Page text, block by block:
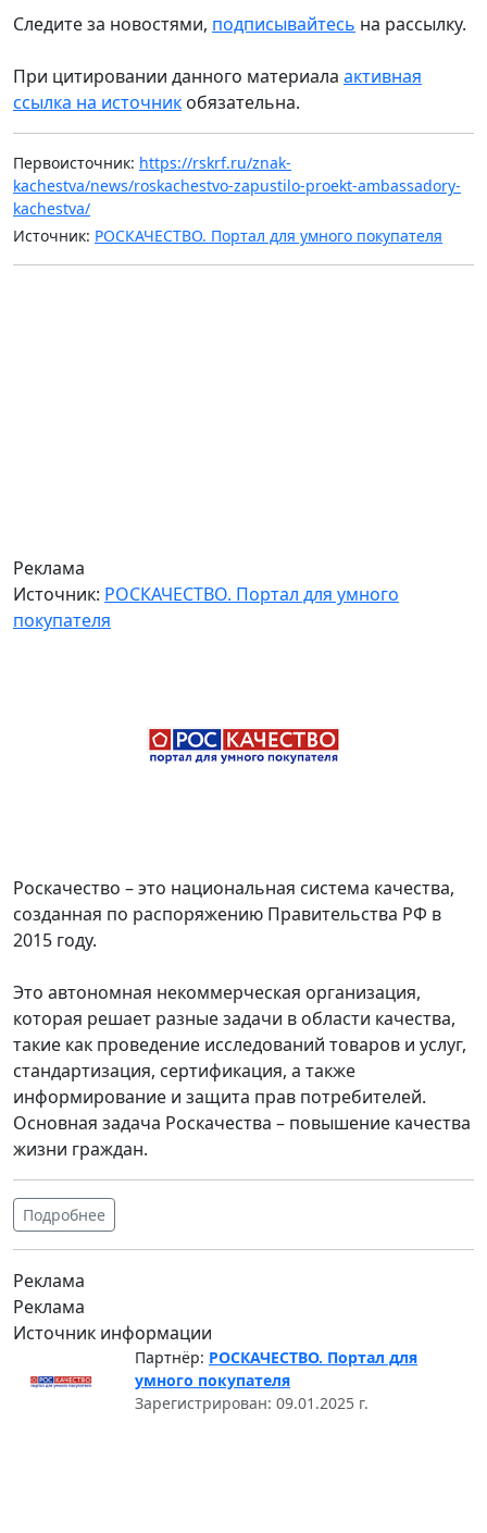
Следите за новостями, подписывайтесь на рассылку.
При цитировании данного материала активная
ссылка на источник обязательна.
Первоисточник: https://rskrf.ru/znak-
kachestva/news/roskachestvo-zapustilo-proekt-ambassadory-
kachestva/
Источник: РОСКАЧЕСТВО. Портал для умного покупателя
Реклама
Источник: РОСКАЧЕСТВО. Портал для умного
покупателя
Роскачество – это национальная система качества,
созданная по распоряжению Правительства РФ в
2015 году.
Это автономная некоммерческая организация,
которая решает разные задачи в области качества,
такие как проведение исследований товаров и услуг,
стандартизация, сертификация, а также
информирование и защита прав потребителей.
Основная задача Роскачества – повышение качества
жизни граждан.
Подробнее
Реклама
Реклама
Источник информации
Партнёр: РОСКАЧЕСТВО. Портал для
умного покупателя
Зарегистрирован: 09.01.2025 г.